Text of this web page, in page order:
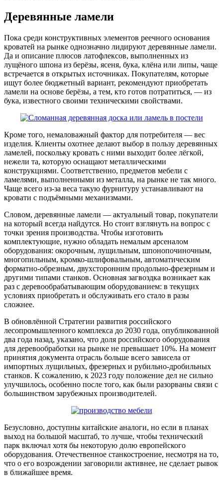
Деревянные ламели
Пока среди конструктивных элементов реечного основания
кроватей на рынке однозначно лидируют деревянные ламели.
Да и описание плюсов латофлексов, выполненных из
лущёного шпона из берёзы, ясеня, бука, клёна или липы, чаще
встречается в открытых источниках. Покупателям, которые
ищут более бюджетный вариант, рекомендуют приобретать
ламели на основе берёзы, а тем, кто готов потратиться, — из
бука, известного своими техническими свойствами.
Кроме того, немаловажный фактор для потребителя — вес
изделия. Клиенты охотнее делают выбор в пользу деревянных
ламелей, поскольку кровать с ними выходит более лёгкой,
нежели та, которую оснащают металлическими
конструкциями. Соответственно, предметов мебели с
ламелями, выполненными из металла, на рынке не так много.
Чаще всего из-за веса такую фурнитуру устанавливают на
кровати с подъёмными механизмами.
Словом, деревянные ламели — актуальный товар, покупатели
на который всегда найдутся. Но стоит взглянуть на вопрос с
точки зрения производства. Чтобы изготовить
комплектующие, нужно обладать немалым арсеналом
оборудования: окорочным, лущильным, шпонопочиночным,
многопильным, кромко-шлифовальным, автоматическим
форматно-обрезным, двухсторонним продольно-фрезерным и
другими типами станков. Основная загвоздка возникает как
раз с деревообрабатывающим оборудованием: в текущих
условиях приобретать и обслуживать его стало в разы
сложнее.
В обновлённой Стратегии развития российского
лесопромышленного комплекса до 2030 года, опубликованной
два года назад, указано, что доля российского оборудования
для деревообработки на рынке не превышает 10%. На момент
принятия документа отрасль больше всего зависела от
импортных лущильных, фрезерных и рубильно-дробильных
станков. К сожалению, к 2023 году положение дел не сильно
улучшилось, особенно после того, как были разорваны связи с
большинством зарубежных производителей.
Безусловно, доступны китайские аналоги, но если в планах
выход на большой масштаб, то лучше, чтобы технический
парк включал хотя бы некоторую долю европейского
оборудования. Отечественное станкостроение, несмотря на то,
что о его возрождении заговорили активнее, не сделает рывок
в ближайшее время.